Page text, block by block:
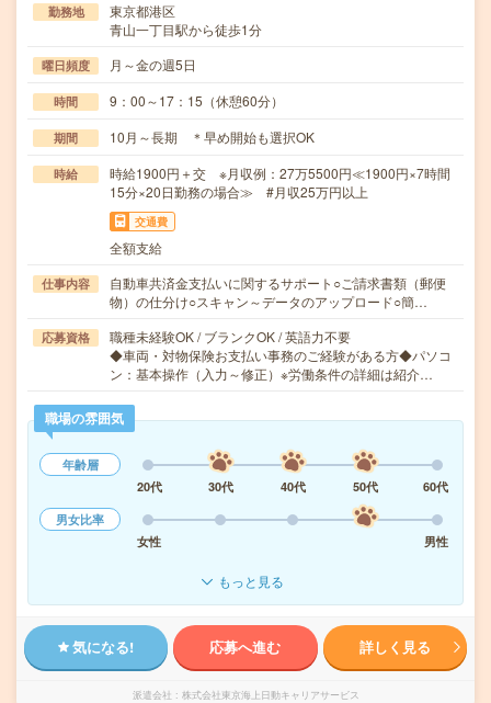
勤務地
東京都港区
青山一丁目駅から徒歩1分
曜日頻度 月～金の週5日
時間 9：00～17：15（休憩60分）
期間 10月～長期 ＊早め開始も選択OK
時給
時給1900円＋交 ※月収例：27万5500円≪1900円×7時間
15分×20日勤務の場合≫ #月収25万円以上
交通費
全額支給
仕事内容
自動車共済金支払いに関するサポート○ご請求書類（郵便
物）の仕分け○スキャン～データのアップロード○簡…
応募資格
職種未経験OK / ブランクOK / 英語力不要
◆車両・対物保険お支払い事務のご経験がある方◆パソコ
ン：基本操作（入力～修正）※労働条件の詳細は紹介…
職場の雰囲気
年齢層
20代
30代 40代 50代
60代
男女比率
女性
男性
もっと見る
気になる! 応募へ進む 詳しく見る
派遣会社 株式会社東京海上日動キャリアサービス